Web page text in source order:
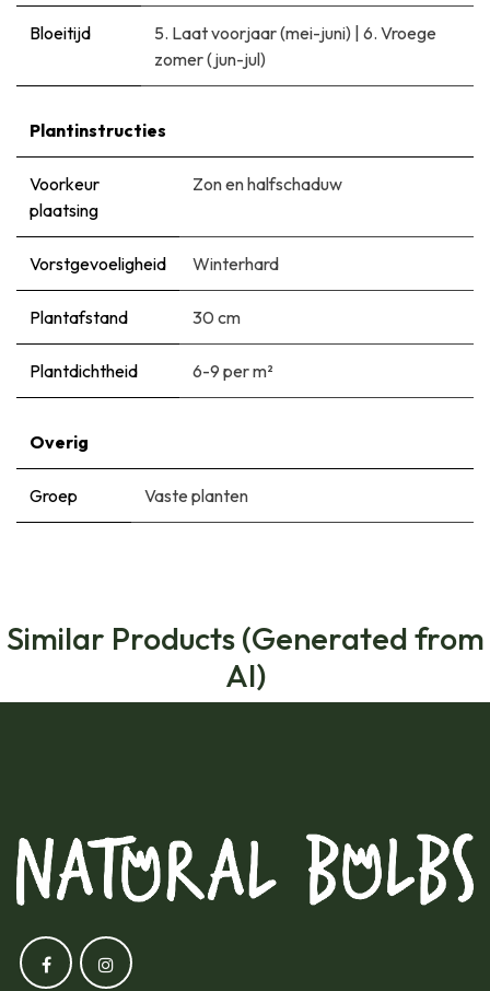
Bloeitijd 5. Laat voorjaar (mei-juni) | 6. Vroege
zomer (jun-jul)
Plantinstructies
Voorkeur
plaatsing
Zon en halfschaduw
Vorstgevoeligheid Winterhard
Plantafstand 30 cm
Plantdichtheid 6-9 per m²
Overig
Groep Vaste planten
Similar Products (Generated from
AI)